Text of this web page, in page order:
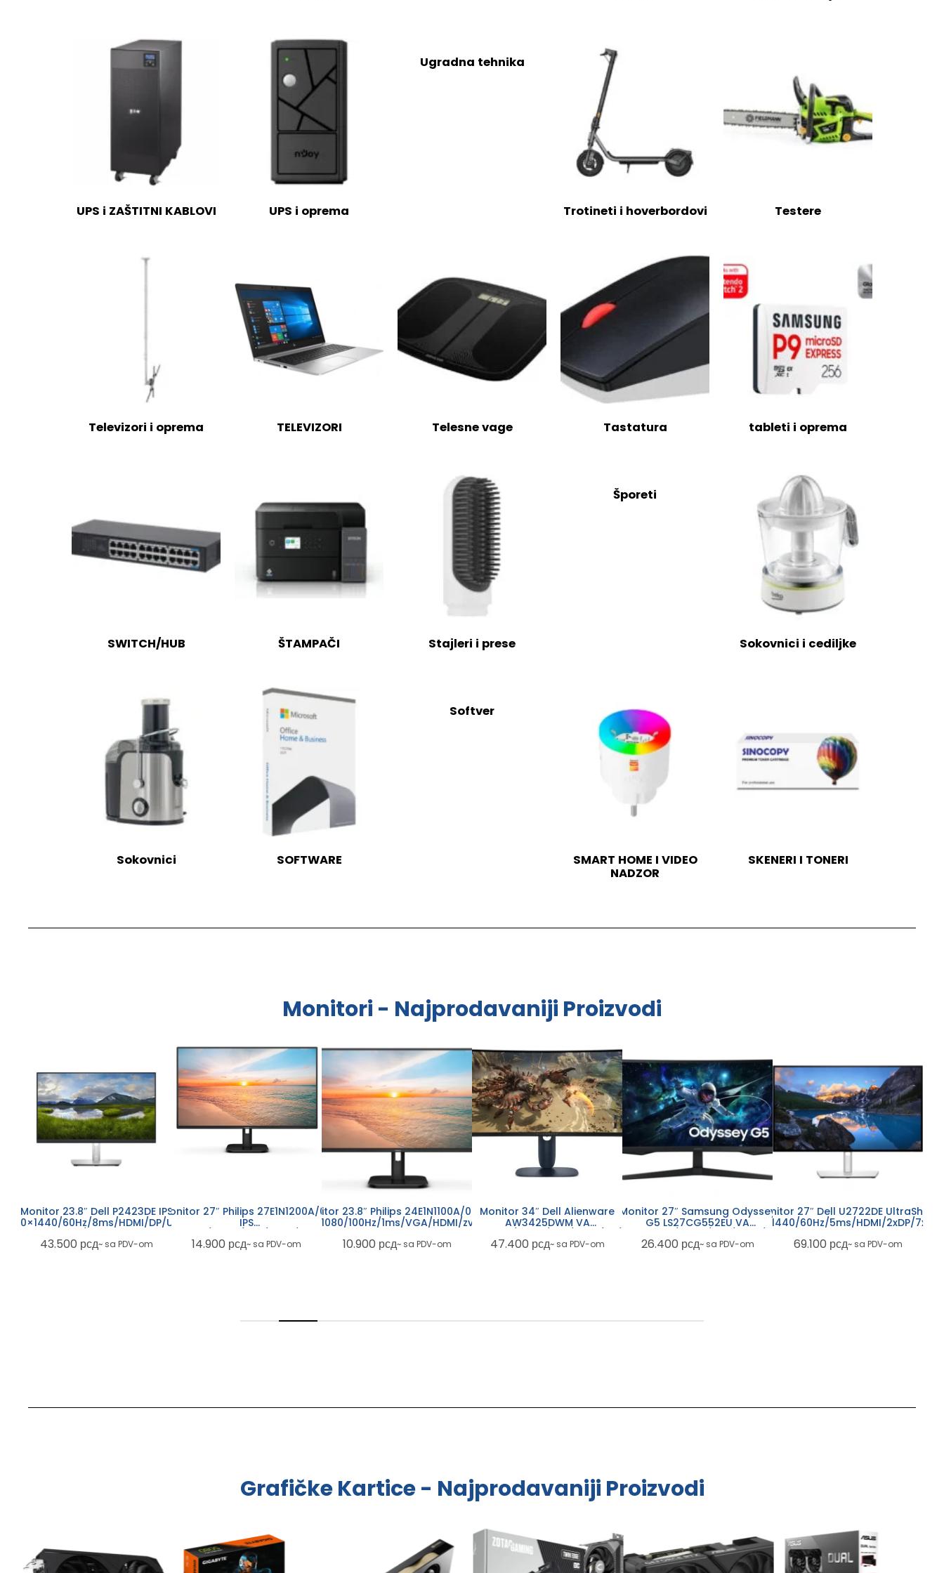
UPS i ZAŠTITNI KABLOVI UPS i oprema
Ugradna tehnika
Trotineti i hoverbordovi Testere
Televizori i oprema TELEVIZORI Telesne vage Tastatura tableti i oprema
SWITCH/HUB ŠTAMPAČI Stajleri i prese
Šporeti
Sokovnici i cediljke
Sokovnici SOFTWARE
Softver
SMART HOME I VIDEO
NADZOR
SKENERI I TONERI
Monitori - Najprodavaniji Proizvodi
Monitor 23.8″ Dell P2423DE IPS
2560×1440/60Hz/8ms/HDMI/DP/USB-
43.500 рсд~ sa PDV-om
Monitor 27″ Philips 27E1N1200A/00
IPS
14.900 рсд~ sa PDV-om
Monitor 23.8″ Philips 24E1N1100A/00 IPS
1920×1080/100Hz/1ms/VGA/HDMI/zvučnici
10.900 рсд~ sa PDV-om
Monitor 34″ Dell Alienware
AW3425DWM VA
47.400 рсд~ sa PDV-om
Monitor 27″ Samsung Odyssey
G5 LS27CG552EU VA
26.400 рсд~ sa PDV-om
Monitor 27″ Dell U2722DE UltraSharp
IPS/2560×1440/60Hz/5ms/HDMI/2xDP/
69.100 рсд~ sa PDV-om
Grafičke Kartice - Najprodavaniji Proizvodi